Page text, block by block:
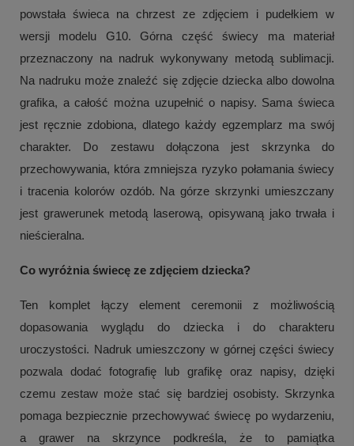
powstała świeca na chrzest ze zdjęciem i pudełkiem w
wersji modelu G10. Górna część świecy ma materiał
przeznaczony na nadruk wykonywany metodą sublimacji.
Na nadruku może znaleźć się zdjęcie dziecka albo dowolna
grafika, a całość można uzupełnić o napisy. Sama świeca
jest ręcznie zdobiona, dlatego każdy egzemplarz ma swój
charakter. Do zestawu dołączona jest skrzynka do
przechowywania, która zmniejsza ryzyko połamania świecy
i tracenia kolorów ozdób. Na górze skrzynki umieszczany
jest grawerunek metodą laserową, opisywaną jako trwała i
nieścieralna.
Co wyróżnia świecę ze zdjęciem dziecka?
Ten komplet łączy element ceremonii z możliwością
dopasowania wyglądu do dziecka i do charakteru
uroczystości. Nadruk umieszczony w górnej części świecy
pozwala dodać fotografię lub grafikę oraz napisy, dzięki
czemu zestaw może stać się bardziej osobisty. Skrzynka
pomaga bezpiecznie przechowywać świecę po wydarzeniu,
a grawer na skrzynce podkreśla, że to pamiątka